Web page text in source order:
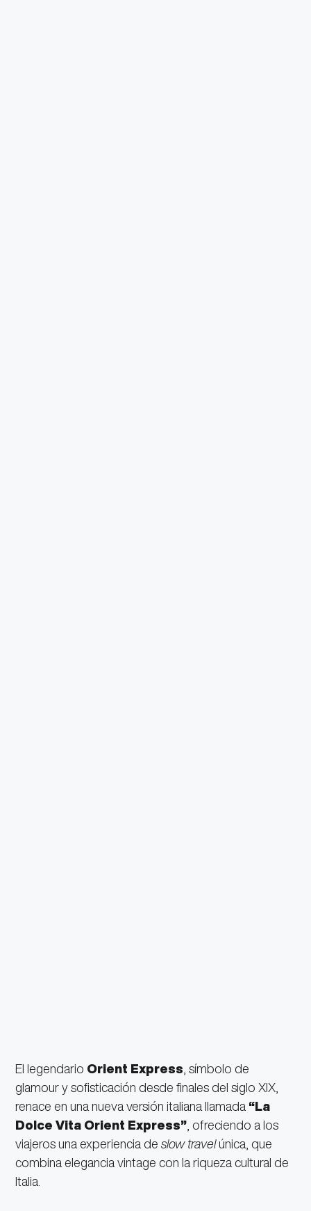
El legendario Orient Express , símbolo de
glamour y sofisticación desde finales del siglo XIX,
renace en una nueva versión italiana llamada “La
Dolce Vita Orient Express” , ofreciendo a los
viajeros una experiencia deslow travelúnica, que
combina elegancia vintage con la riqueza cultural de
Italia.